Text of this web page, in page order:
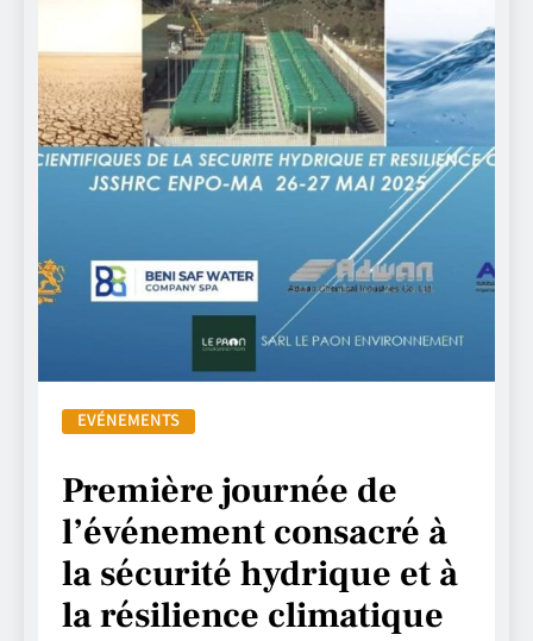
EVÉNEMENTS
Première journée de
l’événement consacré à
la sécurité hydrique et à
la résilience climatique